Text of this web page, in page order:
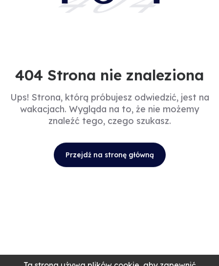
404 Strona nie znaleziona
Ups! Strona, którą próbujesz odwiedzić, jest na
wakacjach. Wygląda na to, że nie możemy
znaleźć tego, czego szukasz.
Przejdź na stronę główną